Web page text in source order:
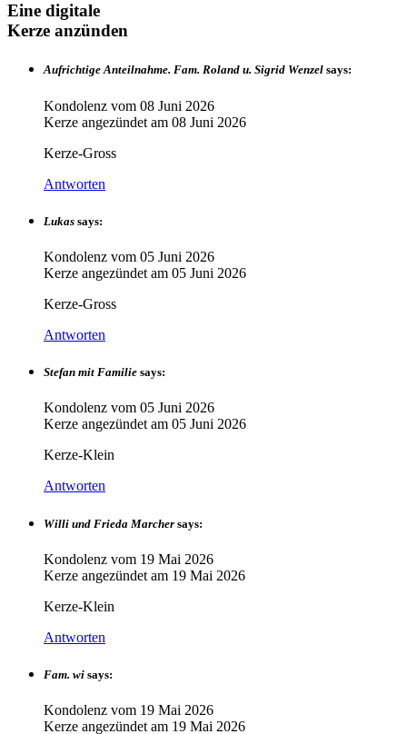
Eine digitale
Kerze anzünden
Aufrichtige Anteilnahme. Fam. Roland u. Sigrid Wenzel says:
Kondolenz vom 08 Juni 2026
Kerze angezündet am 08 Juni 2026
Kerze-Gross
Antworten
Lukas says:
Kondolenz vom 05 Juni 2026
Kerze angezündet am 05 Juni 2026
Kerze-Gross
Antworten
Stefan mit Familie says:
Kondolenz vom 05 Juni 2026
Kerze angezündet am 05 Juni 2026
Kerze-Klein
Antworten
Willi und Frieda Marcher says:
Kondolenz vom 19 Mai 2026
Kerze angezündet am 19 Mai 2026
Kerze-Klein
Antworten
Fam. wi says:
Kondolenz vom 19 Mai 2026
Kerze angezündet am 19 Mai 2026